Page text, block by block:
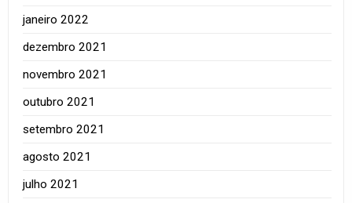
janeiro 2022
dezembro 2021
novembro 2021
outubro 2021
setembro 2021
agosto 2021
julho 2021